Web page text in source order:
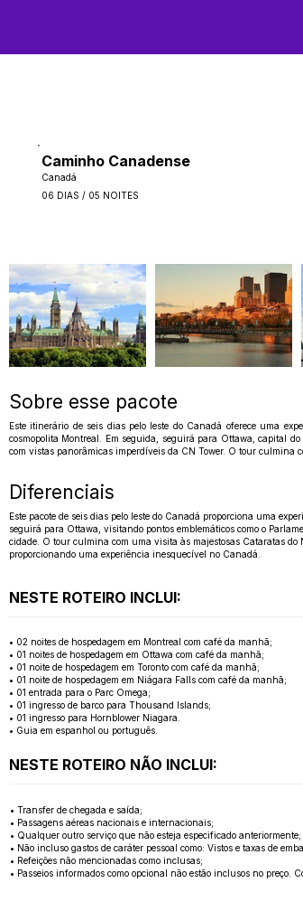
Caminho Canadense
Canadá
06 DIAS / 05 NOITES
Sobre esse pacote
Este itinerário de seis dias pelo leste do Canadá oferece uma
cosmopolita Montreal. Em seguida, seguirá para Ottawa, capital
com vistas panorâmicas imperdíveis da CN Tower. O tour culmina
Diferenciais
Este pacote de seis dias pelo leste do Canadá proporciona uma
seguirá para Ottawa, visitando pontos emblemáticos como o
cidade. O tour culmina com uma visita às majestosas Cataratas do
proporcionando uma experiência inesquecível no Canadá.
NESTE ROTEIRO INCLUI:
• 02 noites de hospedagem em Montreal com café da manhã;
• 01 noites de hospedagem em Ottawa com café da manhã;
• 01 noite de hospedagem em Toronto com café da manhã;
• 01 noite de hospedagem em Niágara Falls com café da manhã;
• 01 entrada para o Parc Omega;
• 01 ingresso de barco para Thousand Islands;
• 01 ingresso para Hornblower Niagara.
• Guia em espanhol ou português.
NESTE ROTEIRO NÃO INCLUI:
• Transfer de chegada e saída;
• Passagens aéreas nacionais e internacionais;
• Qualquer outro serviço que não esteja especificado anteriormente;
• Não incluso gastos de caráter pessoal como: Vistos e taxas de
• Refeições não mencionadas como inclusas;
• Passeios informados como opcional não estão inclusos no preço.